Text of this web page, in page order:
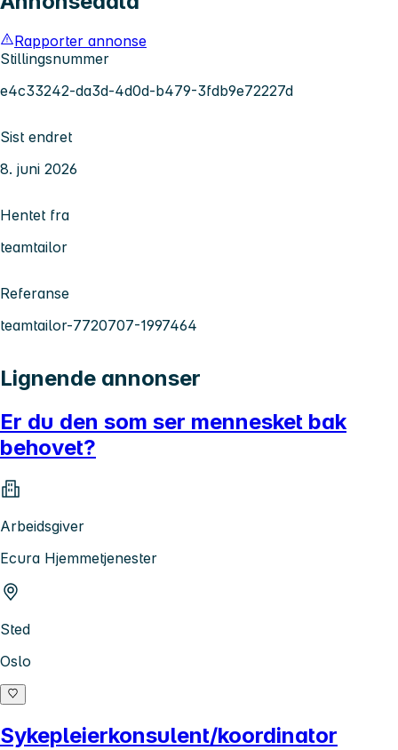
Rapporter annonse
Stillingsnummer
e4c33242-da3d-4d0d-b479-3fdb9e72227d
Sist endret
8. juni 2026
Hentet fra
teamtailor
Referanse
teamtailor-7720707-1997464
Lignende annonser
Er du den som ser mennesket bak
behovet?
Arbeidsgiver
Ecura Hjemmetjenester
Sted
Oslo
Sykepleierkonsulent/koordinator